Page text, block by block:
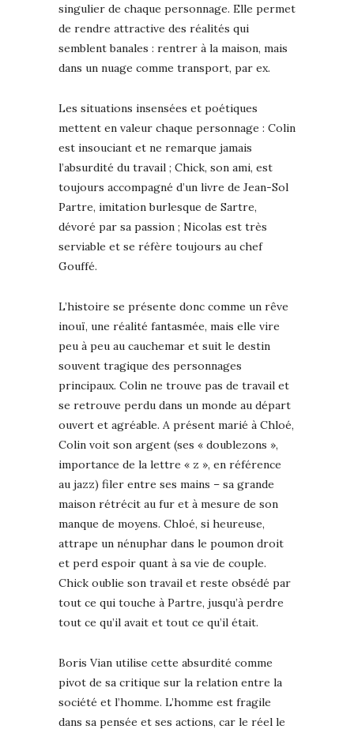
singulier de chaque personnage. Elle permet
de rendre attractive des réalités qui
semblent banales : rentrer à la maison, mais
dans un nuage comme transport, par ex.
Les situations insensées et poétiques
mettent en valeur chaque personnage : Colin
est insouciant et ne remarque jamais
l’absurdité du travail ; Chick, son ami, est
toujours accompagné d’un livre de Jean-Sol
Partre, imitation burlesque de Sartre,
dévoré par sa passion ; Nicolas est très
serviable et se réfère toujours au chef
Gouffé.
L’histoire se présente donc comme un rêve
inouï, une réalité fantasmée, mais elle vire
peu à peu au cauchemar et suit le destin
souvent tragique des personnages
principaux. Colin ne trouve pas de travail et
se retrouve perdu dans un monde au départ
ouvert et agréable. A présent marié à Chloé,
Colin voit son argent (ses « doublezons »,
importance de la lettre « z », en référence
au jazz) filer entre ses mains – sa grande
maison rétrécit au fur et à mesure de son
manque de moyens. Chloé, si heureuse,
attrape un nénuphar dans le poumon droit
et perd espoir quant à sa vie de couple.
Chick oublie son travail et reste obsédé par
tout ce qui touche à Partre, jusqu’à perdre
tout ce qu’il avait et tout ce qu’il était.
Boris Vian utilise cette absurdité comme
pivot de sa critique sur la relation entre la
société et l’homme. L’homme est fragile
dans sa pensée et ses actions, car le réel le